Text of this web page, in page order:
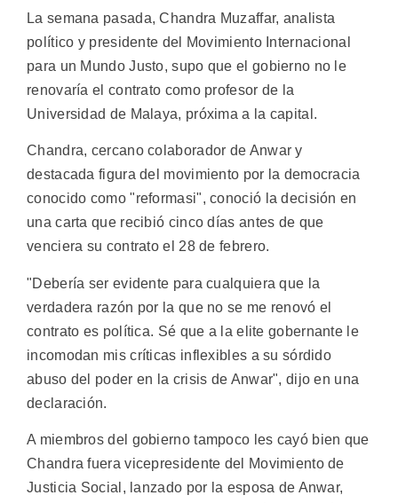
La semana pasada, Chandra Muzaffar, analista
político y presidente del Movimiento Internacional
para un Mundo Justo, supo que el gobierno no le
renovaría el contrato como profesor de la
Universidad de Malaya, próxima a la capital.
Chandra, cercano colaborador de Anwar y
destacada figura del movimiento por la democracia
conocido como "reformasi", conoció la decisión en
una carta que recibió cinco días antes de que
venciera su contrato el 28 de febrero.
"Debería ser evidente para cualquiera que la
verdadera razón por la que no se me renovó el
contrato es política. Sé que a la elite gobernante le
incomodan mis críticas inflexibles a su sórdido
abuso del poder en la crisis de Anwar", dijo en una
declaración.
A miembros del gobierno tampoco les cayó bien que
Chandra fuera vicepresidente del Movimiento de
Justicia Social, lanzado por la esposa de Anwar,